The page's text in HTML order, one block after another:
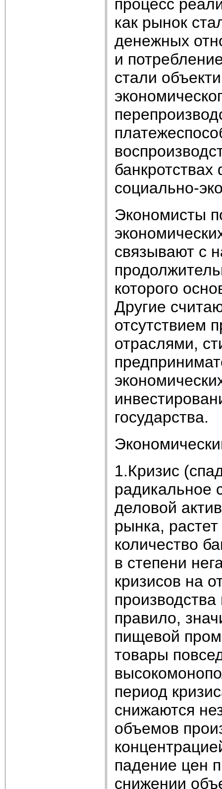
процесс
как рынок
денежных
и
стали
социально-
Экономисты
связывают с
которого
Другие
отсутствием
отраслями,
государства.
1.Кризис
радикальное
деловой
рынка,
количество
в степени
кризисов на
правило,
пищевой
товары
период
снижаются
объемов
падение цен
снижении